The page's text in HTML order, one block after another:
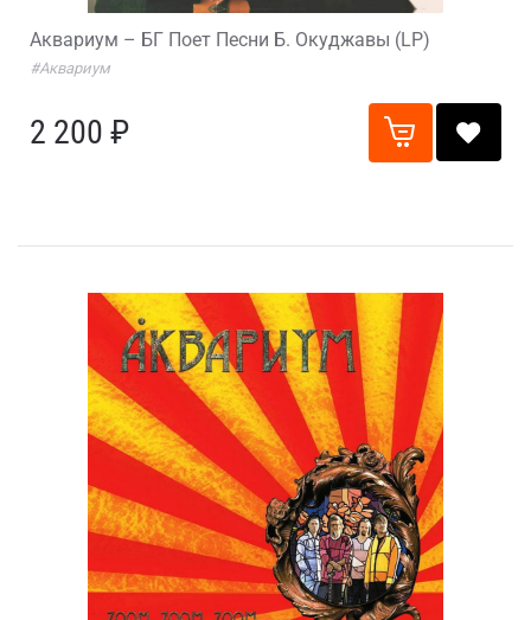
Аквариум – БГ Поет Песни Б. Окуджавы (LP)
#Аквариум
2 200 ₽